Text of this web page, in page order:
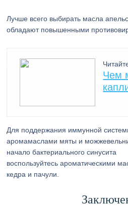
Лучше всего выбирать масла
обладают повышенными
Чем
Для поддержания иммунной
аромамаслами мяты и
начало бактериального синусита
воспользуйтесь ароматическими
кедра и пачули.